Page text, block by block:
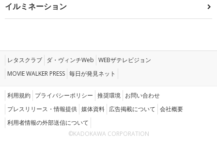
イルミネーション
レタスクラブ ダ・ヴィンチWeb WEBザテレビジョン
MOVIE WALKER PRESS 毎日が発見ネット
利用規約 プライバシーポリシー 推奨環境 お問い合わせ
プレスリリース・情報提供 媒体資料 広告掲載について 会社概要
利用者情報の外部送信について
©KADOKAWA CORPORATION